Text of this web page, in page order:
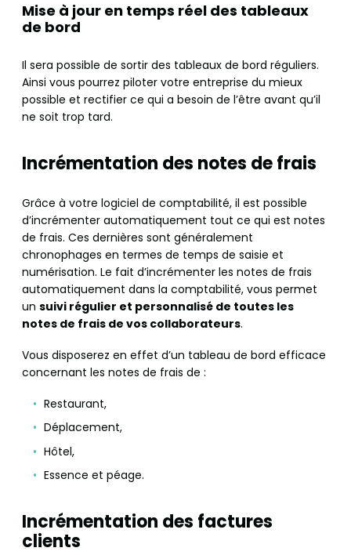
Mise à jour en temps réel des tableaux
de bord
Il sera possible de sortir des tableaux de bord réguliers.
Ainsi vous pourrez piloter votre entreprise du mieux
possible et rectifier ce qui a besoin de l’être avant qu’il
ne soit trop tard.
Incrémentation des notes de frais
Grâce à votre logiciel de comptabilité, il est possible
d’incrémenter automatiquement tout ce qui est notes
de frais. Ces dernières sont généralement
chronophages en termes de temps de saisie et
numérisation. Le fait d’incrémenter les notes de frais
automatiquement dans la comptabilité, vous permet
un suivi régulier et personnalisé de toutes les
notes de frais de vos collaborateurs.
Vous disposerez en effet d’un tableau de bord efficace
concernant les notes de frais de :
Restaurant,
Déplacement,
Hôtel,
Essence et péage.
Incrémentation des factures
clients